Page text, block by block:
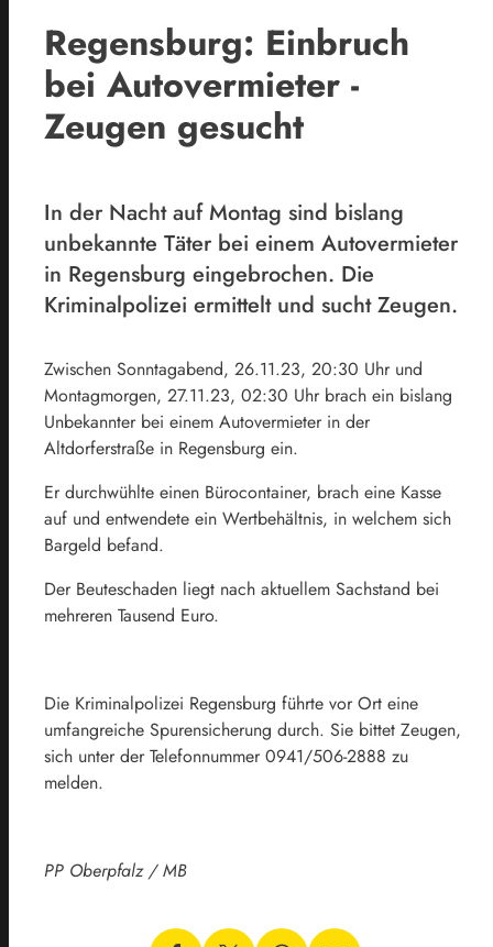
Regensburg: Einbruch
bei Autovermieter -
Zeugen gesucht
In der Nacht auf Montag sind bislang
unbekannte Täter bei einem Autovermieter
in Regensburg eingebrochen. Die
Kriminalpolizei ermittelt und sucht Zeugen.
Zwischen Sonntagabend, 26.11.23, 20:30 Uhr und
Montagmorgen, 27.11.23, 02:30 Uhr brach ein bislang
Unbekannter bei einem Autovermieter in der
Altdorferstraße in Regensburg ein.
Er durchwühlte einen Bürocontainer, brach eine Kasse
auf und entwendete ein Wertbehältnis, in welchem sich
Bargeld befand.
Der Beuteschaden liegt nach aktuellem Sachstand bei
mehreren Tausend Euro.
Die Kriminalpolizei Regensburg führte vor Ort eine
umfangreiche Spurensicherung durch. Sie bittet Zeugen,
sich unter der Telefonnummer 0941/506-2888 zu
melden.
PP Oberpfalz / MB